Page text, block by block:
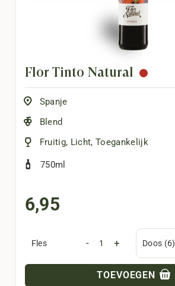
Flor Tinto Natural
Spanje
Blend
Fruitig, Licht, Toegankelijk
750ml
6,95
Fles - + Doos (6)
TOEVOEGEN